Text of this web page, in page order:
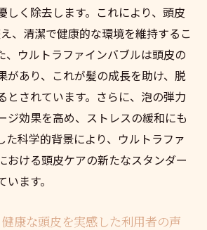
しく除去します。これにより、頭皮
、清潔で健康的な環境を維持するこ
、ウルトラファインバブルは頭皮の
があり、これが髪の成長を助け、脱
とされています。さらに、泡の弾力
ジ効果を高め、ストレスの緩和にも
た科学的背景により、ウルトラファ
おける頭皮ケアの新たなスタンダー
ます。
康な頭皮を実感した利用者の声